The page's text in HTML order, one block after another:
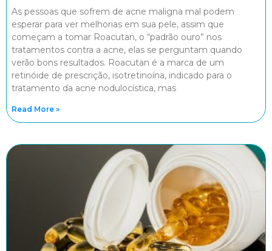
As pessoas que sofrem de acne maligna mal podem
esperar para ver melhorias em sua pele, assim que
começam a tomar Roacutan, o “padrão ouro” nos
tratamentos contra a acne, elas se perguntam quando
verão bons resultados. Roacutan é a marca de um
retinóide de prescrição, isotretinoína, indicado para o
tratamento da acne nodulocística, mas
Read More »